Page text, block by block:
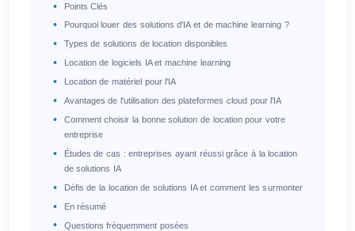
Points Clés
Pourquoi louer des solutions d'IA et de machine learning ?
Types de solutions de location disponibles
Location de logiciels IA et machine learning
Location de matériel pour l'IA
Avantages de l'utilisation des plateformes cloud pour l'IA
Comment choisir la bonne solution de location pour votre
entreprise
Études de cas : entreprises ayant réussi grâce à la location
de solutions IA
Défis de la location de solutions IA et comment les surmonter
En résumé
Questions fréquemment posées